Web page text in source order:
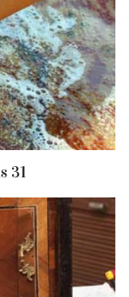
31